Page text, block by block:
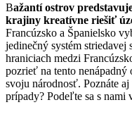
Bažantí ostrov
krajiny kreatívne riešiť
Francúzsko a Španielsko
jedinečný systém striedavej
hraniciach medzi
pozrieť na tento nenápadný
svoju národnosť. Poznáte
prípady? Podeľte sa s nami